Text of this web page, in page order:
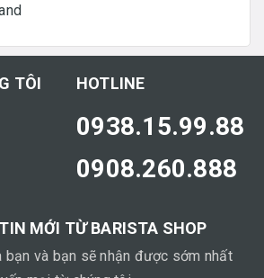
TÔI HOTLINE
0938.15.99.88
0908.260.888
MỚI TỪ BARISTA SHOP
bạn và bạn sẽ nhận được sớm nhất